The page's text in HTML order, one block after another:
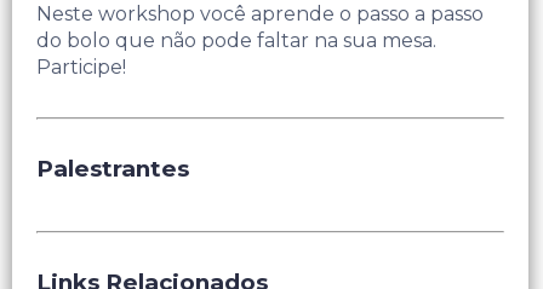
Neste workshop você aprende o passo a passo
do bolo que não pode faltar na sua mesa.
Participe!
Palestrantes
Links Relacionados